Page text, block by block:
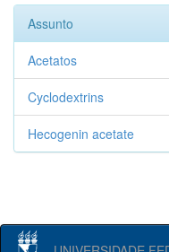
Assunto
Acetatos
Cyclodextrins
Hecogenin acetate